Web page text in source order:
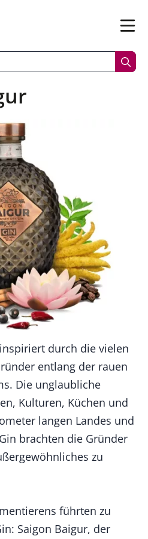
Menü
durch die vielen
entlang der rauen
Die unglaubliche
Kulturen, Küchen und
langen Landes und
brachten die Gründer
zu
führten zu
Saigon Baigur, der